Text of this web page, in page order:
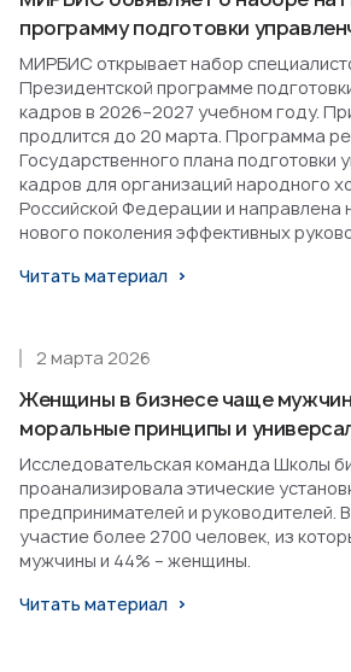
программу подготовки
МИРБИС открывает набор
Президентской программе
кадров в 2026–2027 учебном году.
продлится до 20 марта. Программа
Государственного плана подготовки
кадров для организаций народного
Российской Федерации и направлена
нового поколения эффективных
Читать материал
Женщины в бизнесе чаще
моральные принципы и
2 марта 2026
Исследовательская команда Школы
проанализировала этические
предпринимателей и руководителей.
участие более 2700 человек, из
мужчины и 44% – женщины.
Читать материал